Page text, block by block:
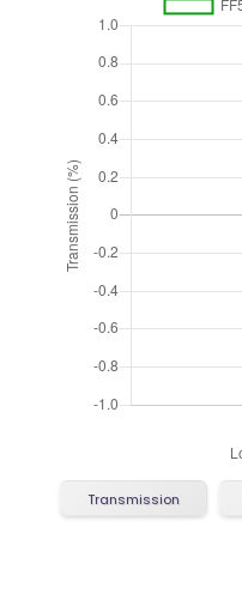
Transmission